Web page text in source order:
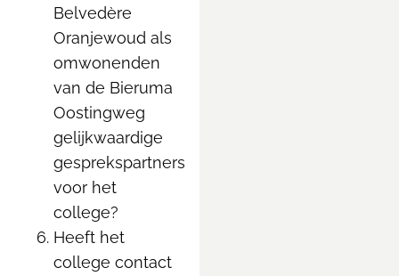
Belvedère
Oranjewoud als
omwonenden
van de Bieruma
Oostingweg
gelijkwaardige
gesprekspartners
voor het
college?
Heeft het
college contact